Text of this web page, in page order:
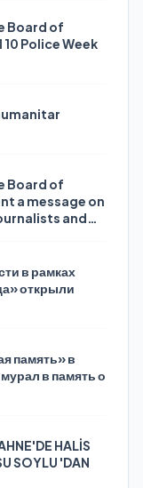
Board of
Police Week
Board of
a message on
and
в рамках
открыли
память» в
в память о
HALİS
SOYLU 'DAN